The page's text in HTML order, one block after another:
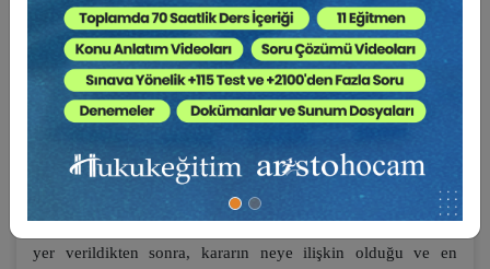
şekilde, uygulamada en çok karşılaşılan, en dinamik, en çok
ihtiyaç duyulan konu başlıkları tespit edilerek belli bir konu
başlığına hasredilerek derlenen kararlardan oluşmaktadır.
Derlenen kararların her birine bir numara verilmiş, kararın
neye ilişkin olduğu hususu anahtar kelimeler kullanılmak
içeriğinde ise her sayfanın üst başlığında karar numarasına
yer verilerek karar metnini bulmak kolaylaştırılmıştır.
Derlemede yer alan her bir karar başlığında künye bilgisine
yer verildikten sonra, kararın neye ilişkin olduğu ve en